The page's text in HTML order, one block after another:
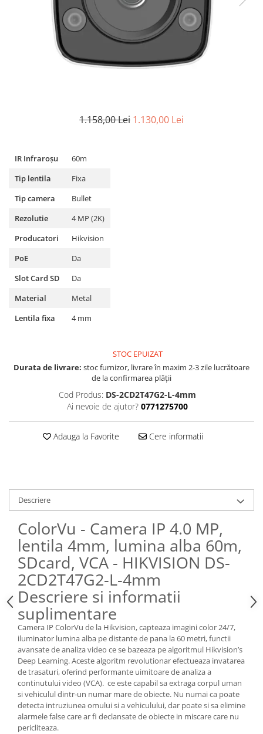
1.158,00 Lei 1.130,00 Lei
IR Infraroșu
60m
Tip lentila
Fixa
Tip camera
Bullet
Rezolutie
4 MP (2K)
Producatori
Hikvision
PoE
Da
Slot Card SD
Da
Material
Metal
Lentila fixa
4 mm
STOC EPUIZAT
Durata de livrare: stoc furnizor, livrare în maxim 2-3 zile lucrătoare
de la confirmarea plății
Cod Produs: DS-2CD2T47G2-L-4mm
Ai nevoie de ajutor? 0771275700
Adauga la Favorite Cere informatii
Descriere
ColorVu - Camera IP 4.0 MP,
lentila 4mm, lumina alba 60m,
SDcard, VCA - HIKVISION DS-
2CD2T47G2-L-4mm
Descriere si informatii
suplimentare
Camera IP ColorVu de la Hikvision, capteaza imagini color 24/7,
iluminator lumina alba pe distante de pana la 60 metri, functii
avansate de analiza video ce se bazeaza pe algoritmul Hikvision’s
Deep Learning. Aceste algoritm revolutionar efectueaza invatarea
de trasaturi, oferind performante uimitoare de analiza a
continutului video (VCA). ce este capabil sa extraga corpul uman
si vehiculul dintr-un numar mare de obiecte. Nu numai ca poate
detecta intruziunea omului si a vehiculului, dar poate si sa elimine
alarmele false care ar fi declansate de obiecte in miscare care nu
pericliteaza.